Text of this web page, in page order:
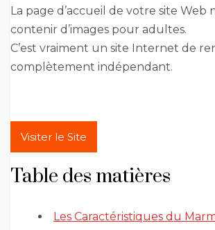
La page d’accueil de votre site Web
contenir d’images pour adultes.
C’est vraiment un site Internet de
complètement indépendant.
Visiter le Site
Table des matières
Les Caractéristiques du